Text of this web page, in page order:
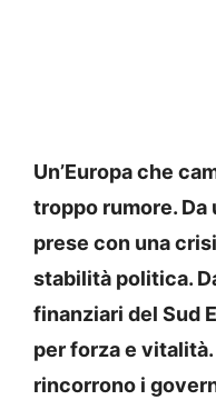
Un’Europa che
troppo rumore. Da
prese con una
stabilità politica.
finanziari del Sud
per forza e
rincorrono i